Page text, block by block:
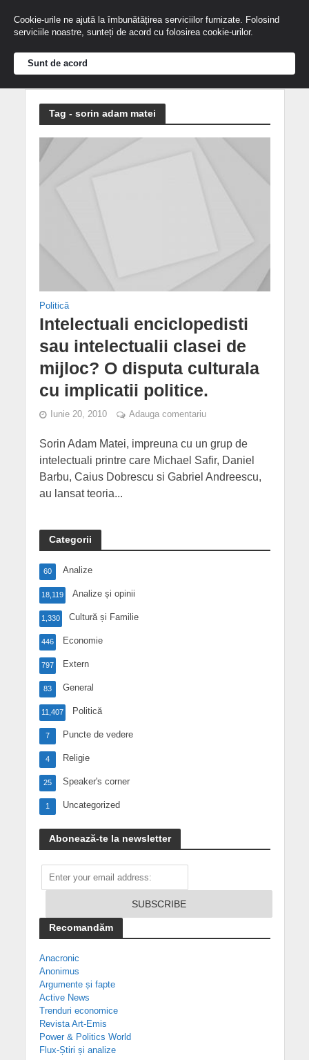
Tag - sorin adam matei
Politică
Intelectuali enciclopedisti
sau intelectualii clasei de
mijloc? O disputa culturala
cu implicatii politice.
Iunie 20, 2010 Adauga comentariu
Sorin Adam Matei, impreuna cu un grup de
intelectuali printre care Michael Safir, Daniel
Barbu, Caius Dobrescu si Gabriel Andreescu,
au lansat teoria...
Categorii
Analize
60
Analize și opinii
18,119
Cultură și Familie
1,330
Economie
446
Extern
797
General
83
Politică
11,407
Puncte de vedere
7
Religie
4
Speaker's corner
25
Uncategorized
1
Abonează-te la newsletter
Recomandăm
Anacronic
Anonimus
Argumente și fapte
Active News
Trenduri economice
Revista Art-Emis
Power & Politics World
Flux-Știri și analize
Cookie-urile ne ajută la îmbunătățirea serviciilor furnizate. Folosind
serviciile noastre, sunteți de acord cu folosirea cookie-urilor.
Sunt de acord